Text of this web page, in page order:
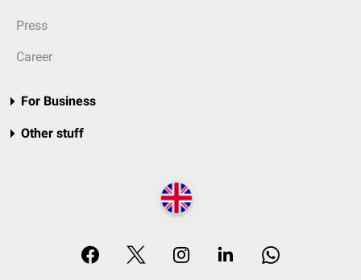
Press
Career
For Business
Other stuff